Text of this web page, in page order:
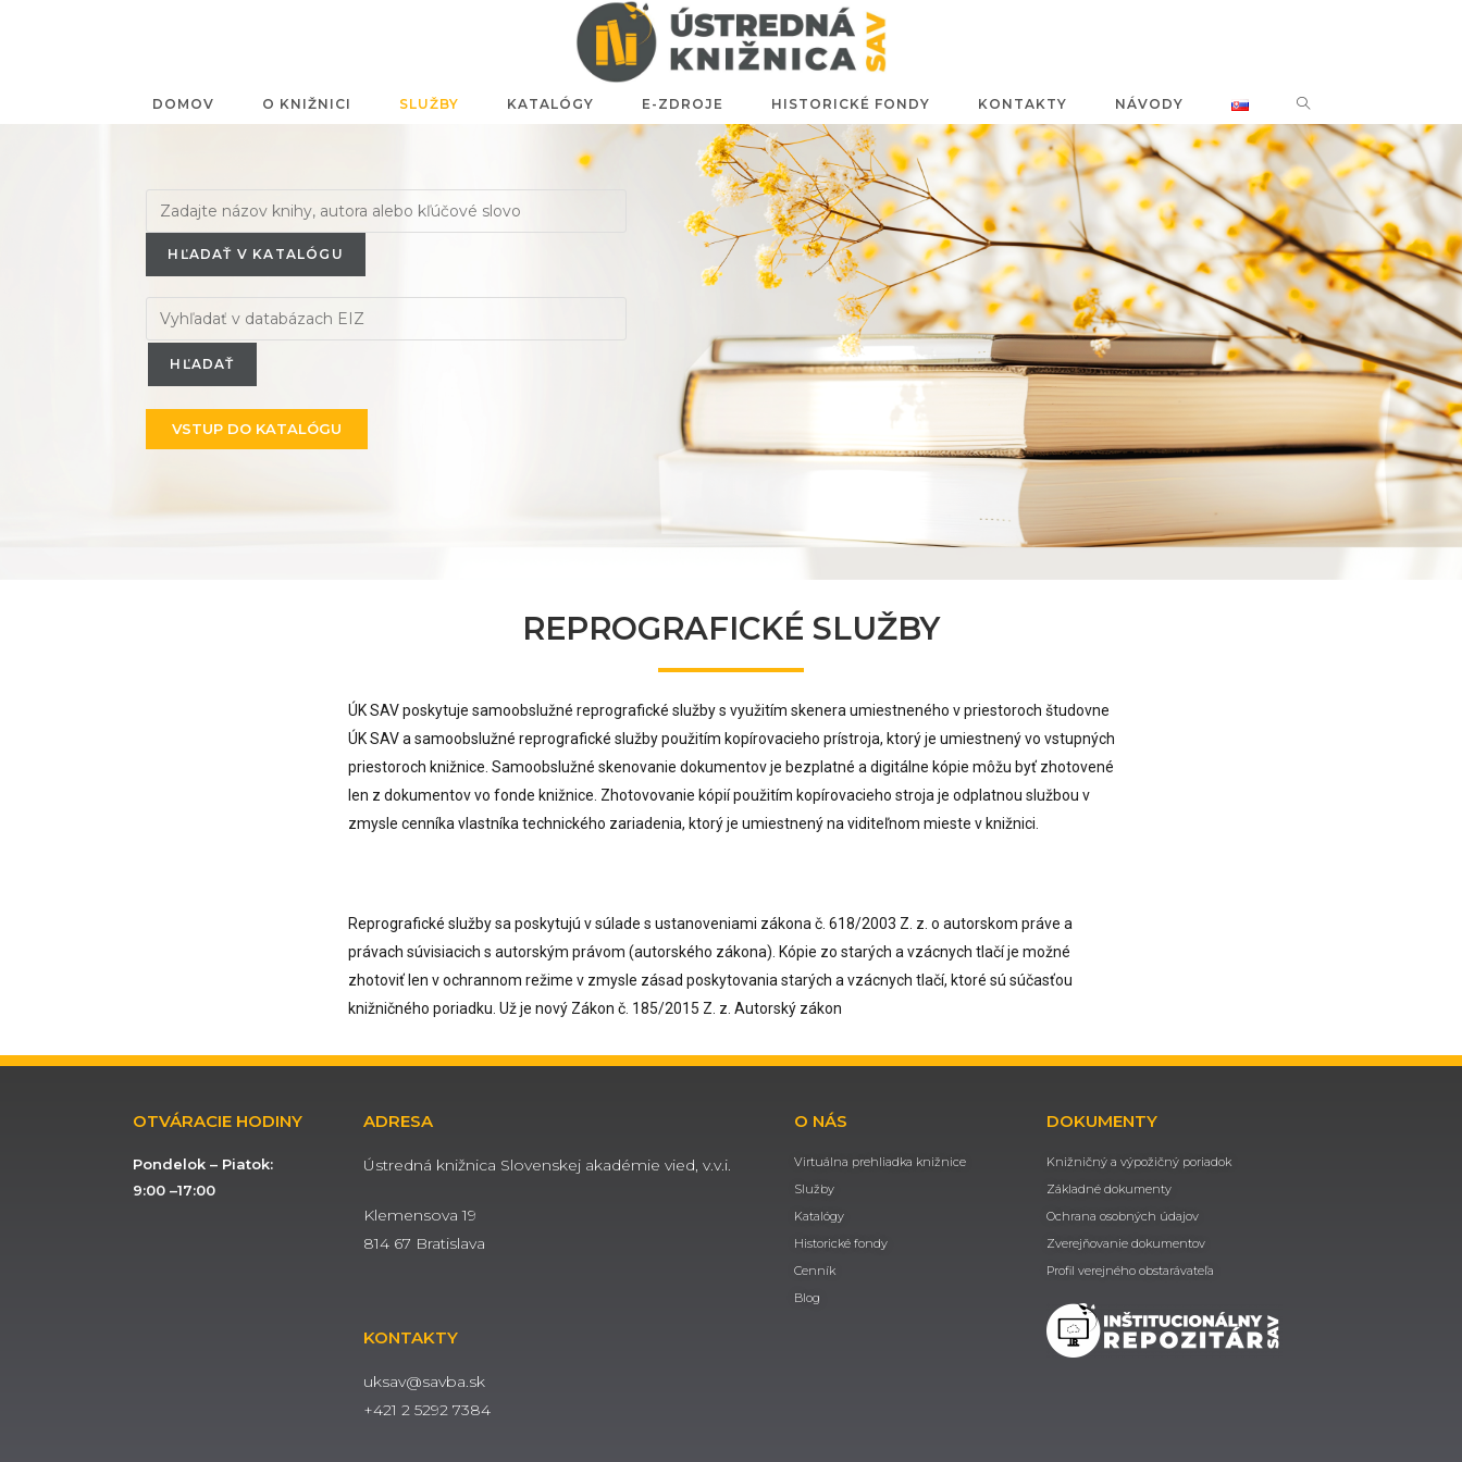
DOMOV O KNIŽNICI SLUŽBY KATALÓGY E-ZDROJE HISTORICKÉ FONDY KONTAKTY NÁVODY
HĽADAŤ V KATALÓGU
VSTUP DO KATALÓGU
REPROGRAFICKÉ SLUŽBY
ÚK SAV poskytuje samoobslužné reprografické služby s využitím skenera umiestneného v priestoroch študovne
ÚK SAV a samoobslužné reprografické služby použitím kopírovacieho prístroja, ktorý je umiestnený vo vstupných
priestoroch knižnice. Samoobslužné skenovanie dokumentov je bezplatné a digitálne kópie môžu byť zhotovené
len z dokumentov vo fonde knižnice. Zhotovovanie kópií použitím kopírovacieho stroja je odplatnou službou v
zmysle cenníka vlastníka technického zariadenia, ktorý je umiestnený na viditeľnom mieste v knižnici.
Reprografické služby sa poskytujú v súlade s ustanoveniami zákona č. 618/2003 Z. z. o autorskom práve a
právach súvisiacich s autorským právom (autorského zákona). Kópie zo starých a vzácnych tlačí je možné
zhotoviť len v ochrannom režime v zmysle zásad poskytovania starých a vzácnych tlačí, ktoré sú súčasťou
knižničného poriadku. Už je nový Zákon č. 185/2015 Z. z. Autorský zákon
OTVÁRACIE HODINY
Pondelok – Piatok:
9:00 –17:00
ADRESA
Ústredná knižnica Slovenskej akadémie vied, v.v.i.
Klemensova 19
814 67 Bratislava
KONTAKTY
uksav@savba.sk
+421 2 5292 7384
O NÁS
Virtuálna prehliadka knižnice
Služby
Katalógy
Historické fondy
Cenník
Blog
DOKUMENTY
Knižničný a výpožičný poriadok
Základné dokumenty
Ochrana osobných údajov
Zverejňovanie dokumentov
Profil verejného obstarávateľa